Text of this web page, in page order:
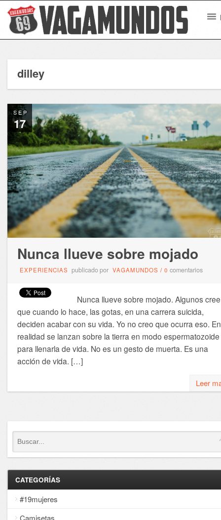
dilley
SEP
17
Nunca llueve sobre mojado
EXPERIENCIAS publicado por VAGAMUNDOS / 0 comentarios
Nunca llueve sobre mojado. Algunos
que cuando lo hace, las gotas, en una carrera suicida,
deciden acabar con su vida. Yo no creo que ocurra eso. En
realidad se lanzan sobre la tierra en modo espermatozoide
para llenarla de vida. No es un gesto de muerta. Es una
acción de vida. […]
Leer
CATEGORÍAS
#19mujeres
Camisetas